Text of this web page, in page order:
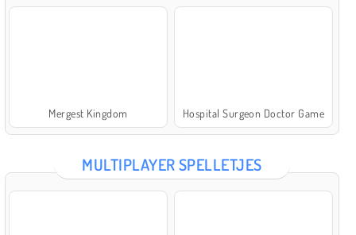
Mergest Kingdom Hospital Surgeon Doctor Game
MULTIPLAYER SPELLETJES